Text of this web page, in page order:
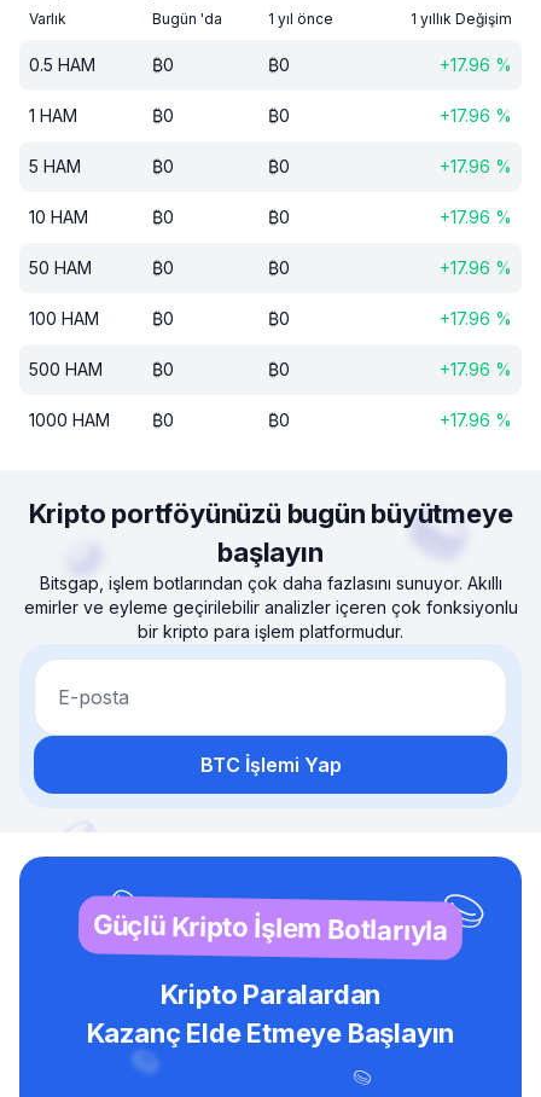
Varlık Bugün 'da 1 yıl önce 1 yıllık Değişim
0.5 HAM ₿0 ₿0 +17.96 %
1 HAM ₿0 ₿0 +17.96 %
5 HAM ₿0 ₿0 +17.96 %
10 HAM ₿0 ₿0 +17.96 %
50 HAM ₿0 ₿0 +17.96 %
100 HAM ₿0 ₿0 +17.96 %
500 HAM ₿0 ₿0 +17.96 %
1000 HAM ₿0 ₿0 +17.96 %
Kripto portföyünüzü bugün büyütmeye
başlayın
Bitsgap, işlem botlarından çok daha fazlasını sunuyor. Akıllı
emirler ve eyleme geçirilebilir analizler içeren çok fonksiyonlu
bir kripto para işlem platformudur.
E-posta
BTC İşlemi Yap
Güçlü Kripto İşlem Botlarıyla
Kripto Paralardan
Kazanç Elde Etmeye Başlayın